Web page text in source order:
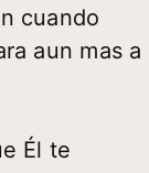
cuando
aun mas a
Él te